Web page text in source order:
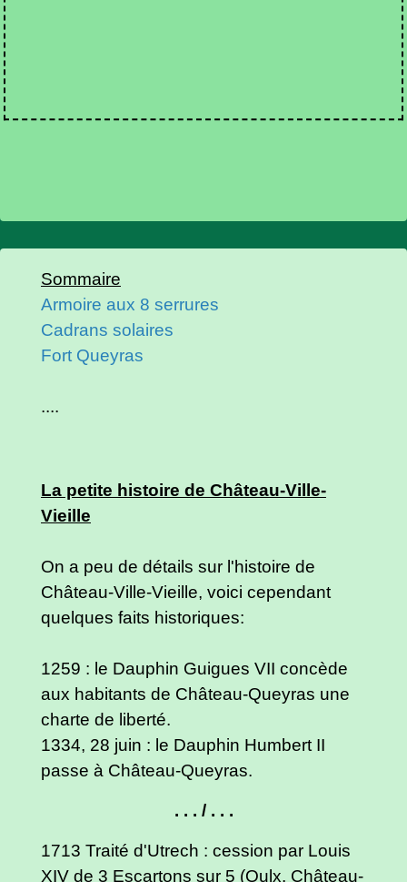
Sommaire
Armoire aux 8 serrures
Cadrans solaires
Fort Queyras
....
La petite histoire de Château-Ville-
Vieille
On a peu de détails sur l'histoire de
Château-Ville-Vieille, voici cependant
quelques faits historiques:
1259 : le Dauphin Guigues VII concède
aux habitants de Château-Queyras une
charte de liberté.
1334, 28 juin : le Dauphin Humbert II
passe à Château-Queyras.
. . . / . . .
1713 Traité d'Utrech : cession par Louis
XIV de 3 Escartons sur 5 (Oulx, Château-